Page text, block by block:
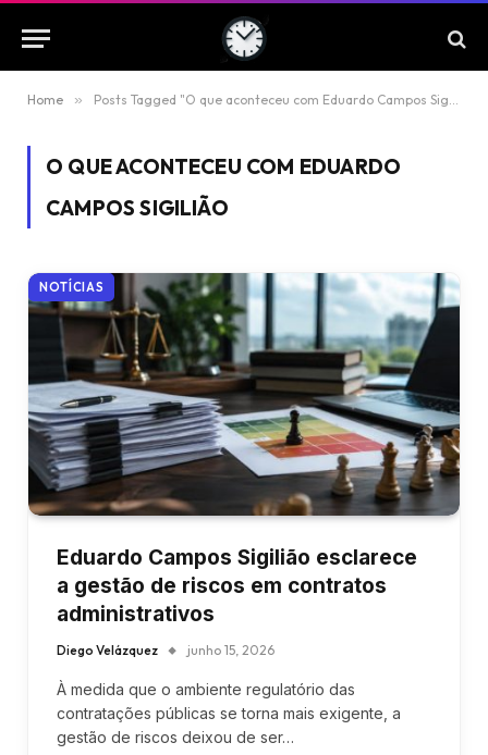
Home » Posts Tagged "O que aconteceu com Eduardo Campos Sigilião"
O QUE ACONTECEU COM EDUARDO
CAMPOS SIGILIÃO
NOTÍCIAS
Eduardo Campos Sigilião esclarece
a gestão de riscos em contratos
administrativos
Diego Velázquez junho 15, 2026
À medida que o ambiente regulatório das
contratações públicas se torna mais exigente, a
gestão de riscos deixou de ser…